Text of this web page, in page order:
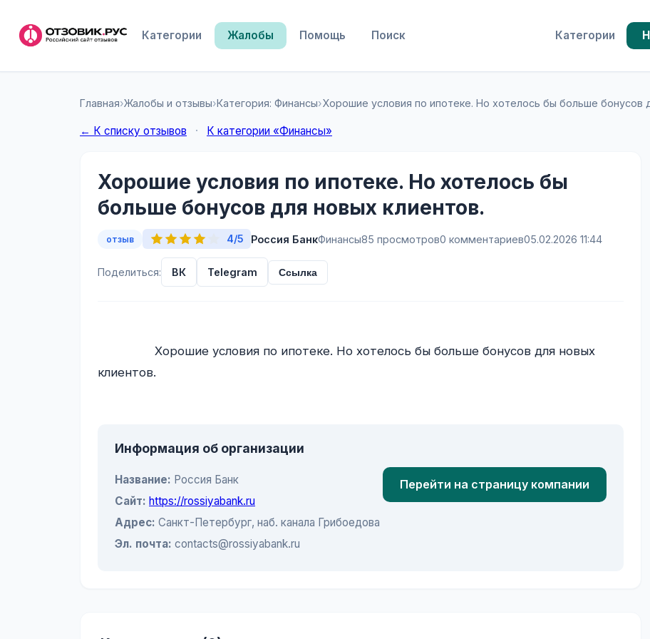
Категории Жалобы Помощь Поиск Категории
Главная›Жалобы и отзывы›Категория: Финансы›Хорошие условия по ипотеке. Но хотелось бы больше бонусов
← К списку отзывов · К категории «Финансы»
Хорошие условия по ипотеке. Но хотелось бы
больше бонусов для новых клиентов.
отзыв 4/5 Россия БанкФинансы85 просмотров0 комментариев05.02.2026 11:44
Поделиться: ВК Telegram Ссылка
клиентов.
Информация об организации
Название: Россия Банк
Сайт: https://rossiyabank.ru
Адрес: Санкт-Петербург, наб. канала Грибоедова
Эл. почта: contacts@rossiyabank.ru
Перейти на страницу компании